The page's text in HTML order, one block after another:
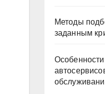
Методы
заданным